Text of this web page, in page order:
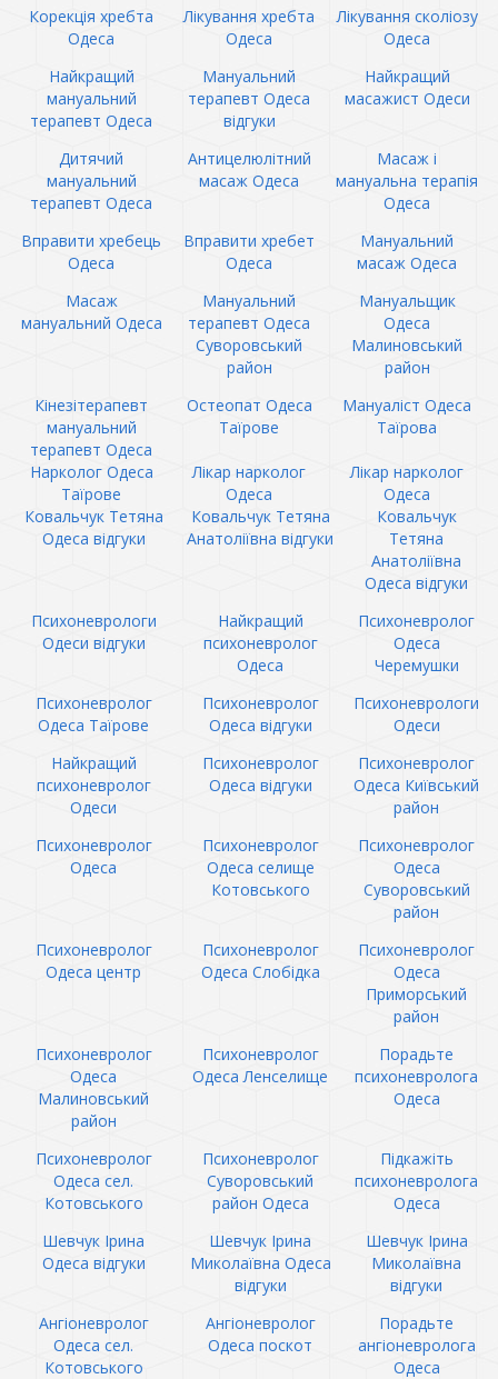
Корекція хребта
Одеса
Лікування хребта
Одеса
Лікування сколіозу
Одеса
Найкращий
мануальний
терапевт Одеса
Мануальний
терапевт Одеса
відгуки
Найкращий
масажист Одеси
Дитячий
мануальний
терапевт Одеса
Антицелюлітний
масаж Одеса
Масаж і
мануальна терапія
Одеса
Вправити хребець
Одеса
Вправити хребет
Одеса
Мануальний
масаж Одеса
Масаж
мануальний Одеса
Мануальний
терапевт Одеса
Суворовський
район
Мануальщик
Одеса
Малиновський
район
Кінезітерапевт
мануальний
терапевт Одеса
Остеопат Одеса
Таїрове
Мануаліст Одеса
Таїрова
Нарколог Одеса
Таїрове
Лікар нарколог
Одеса
Лікар нарколог
Одеса
Ковальчук Тетяна
Одеса відгуки
Ковальчук Тетяна
Анатоліївна відгуки
Ковальчук
Тетяна
Анатоліївна
Одеса відгуки
Психоневрологи
Одеси відгуки
Найкращий
психоневролог
Одеса
Психоневролог
Одеса
Черемушки
Психоневролог
Одеса Таїрове
Психоневролог
Одеса відгуки
Психоневрологи
Одеси
Найкращий
психоневролог
Одеси
Психоневролог
Одеса відгуки
Психоневролог
Одеса Київський
район
Психоневролог
Одеса
Психоневролог
Одеса селище
Котовського
Психоневролог
Одеса
Суворовський
район
Психоневролог
Одеса центр
Психоневролог
Одеса Слобідка
Психоневролог
Одеса
Приморський
район
Психоневролог
Одеса
Малиновський
район
Психоневролог
Одеса Ленселище
Порадьте
психоневролога
Одеса
Психоневролог
Одеса сел.
Котовського
Психоневролог
Суворовський
район Одеса
Підкажіть
психоневролога
Одеса
Шевчук Ірина
Одеса відгуки
Шевчук Ірина
Миколаївна Одеса
відгуки
Шевчук Ірина
Миколаївна
відгуки
Ангіоневролог
Одеса сел.
Котовського
Ангіоневролог
Одеса поскот
Порадьте
ангіоневролога
Одеса